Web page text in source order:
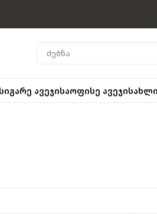
გარე ავეჯისაოფისე ავეჯი